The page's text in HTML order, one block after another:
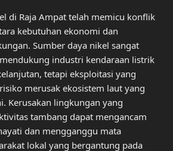
di Raja Ampat telah memicu konflik
kebutuhan ekonomi dan
Sumber daya nikel sangat
industri kendaraan listrik
tetapi eksploitasi yang
merusak ekosistem laut yang
Kerusakan lingkungan yang
tambang dapat mengancam
dan mengganggu mata
lokal yang bergantung pada